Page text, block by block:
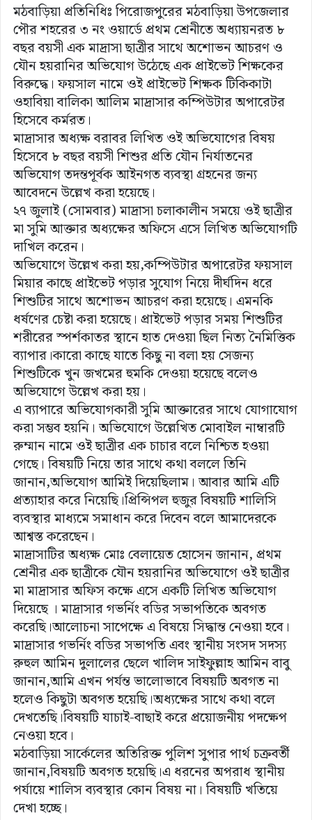
মঠবাড়িয়া প্রতিনিধিঃ পিরোজপুরের মঠবাড়িয়া উপজেলার
পৌর শহরের ৩ নং ওয়ার্ডে প্রথম শ্রেনীতে অধ্যায়নরত ৮
বছর বয়সী এক মাদ্রাসা ছাত্রীর সাথে অশোভন আচরণ ও
যৌন হয়রানির অভিযোগ উঠেছে এক প্রাইভেট শিক্ষকের
বিরুদ্ধে। ফয়সাল নামে ওই প্রাইভেট শিক্ষক টিকিকাটা
ওহাবিয়া বালিকা আলিম মাদ্রাসার কম্পিউটার অপারেটর
হিসেবে কর্মরত।
মাদ্রাসার অধ্যক্ষ বরাবর লিখিত ওই অভিযোগের বিষয়
হিসেবে ৮ বছর বয়সী শিশুর প্রতি যৌন নির্যাতনের
অভিযোগ তদন্তপূর্বক আইনগত ব্যবস্থা গ্রহনের জন্য
আবেদনে উল্লেখ করা হয়েছে।
২৭ জুলাই (সোমবার) মাদ্রাসা চলাকালীন সময়ে ওই ছাত্রীর
মা সুমি আক্তার অধ্যক্ষের অফিসে এসে লিখিত অভিযোগটি
দাখিল করেন।
অভিযোগে উল্লেখ করা হয়,কম্পিউটার অপারেটর ফয়সাল
মিয়ার কাছে প্রাইভেট পড়ার সুযোগ নিয়ে দীর্ঘদিন ধরে
শিশুটির সাথে অশোভন আচরণ করা হয়েছে। এমনকি
ধর্ষণের চেষ্টা করা হয়েছে। প্রাইভেট পড়ার সময় শিশুটির
শরীরের স্পর্শকাতর স্থানে হাত দেওয়া ছিল নিত্য নৈমিত্তিক
ব্যাপার।কারো কাছে যাতে কিছু না বলা হয় সেজন্য
শিশুটিকে খুন জখমের হুমকি দেওয়া হয়েছে বলেও
অভিযোগে উল্লেখ করা হয়।
এ ব্যাপারে অভিযোগকারী সুমি আক্তারের সাথে যোগাযোগ
করা সম্ভব হয়নি। অভিযোগে উল্লেখিত মোবাইল নাম্বারটি
রুম্মান নামে ওই ছাত্রীর এক চাচার বলে নিশ্চিত হওয়া
গেছে। বিষয়টি নিয়ে তার সাথে কথা বললে তিনি
জানান,অভিযোগ আমিই দিয়েছিলাম। আবার আমি এটি
প্রত্যাহার করে নিয়েছি।প্রিন্সিপল হুজুর বিষয়টি শালিসি
ব্যবস্থার মাধ্যমে সমাধান করে দিবেন বলে আমাদেরকে
আশ্বস্ত করেছেন।
মাদ্রাসাটির অধ্যক্ষ মোঃ বেলায়েত হোসেন জানান, প্রথম
শ্রেনীর এক ছাত্রীকে যৌন হয়রানির অভিযোগে ওই ছাত্রীর
মা মাদ্রাসার অফিস কক্ষে এসে একটি লিখিত অভিযোগ
দিয়েছে । মাদ্রাসার গভর্নিং বডির সভাপতিকে অবগত
করেছি।আলোচনা সাপেক্ষে এ বিষয়ে সিদ্ধান্ত নেওয়া হবে।
মাদ্রাসার গভর্নিং বডির সভাপতি এবং স্থানীয় সংসদ সদস্য
রুহুল আমিন দুলালের ছেলে খালিদ সাইফুল্লাহ আমিন বাবু
জানান,আমি এখন পর্যন্ত ভালোভাবে বিষয়টি অবগত না
হলেও কিছুটা অবগত হয়েছি।অধ্যক্ষের সাথে কথা বলে
দেখতেছি।বিষয়টি যাচাই-বাছাই করে প্রয়োজনীয় পদক্ষেপ
নেওয়া হবে।
মঠবাড়িয়া সার্কেলের অতিরিক্ত পুলিশ সুপার পার্থ চক্রবর্তী
জানান,বিষয়টি অবগত হয়েছি।এ ধরনের অপরাধ স্থানীয়
পর্যায়ে শালিস ব্যবস্থার কোন বিষয় না। বিষয়টি খতিয়ে
দেখা হচ্ছে।